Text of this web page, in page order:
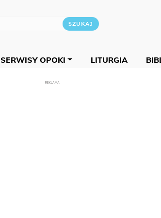
SERWISY OPOKI LITURGIA
REKLAMA